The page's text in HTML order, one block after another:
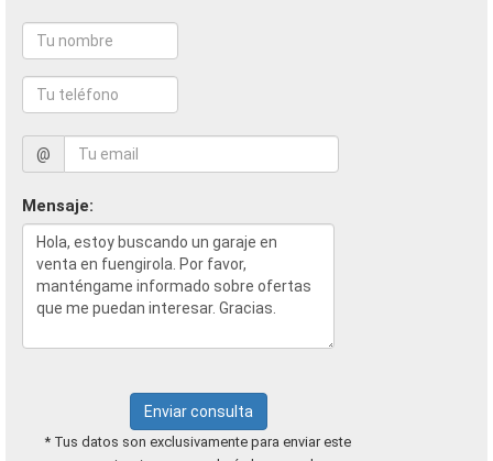
@
Mensaje:
Enviar consulta
* Tus datos son exclusivamente para enviar este